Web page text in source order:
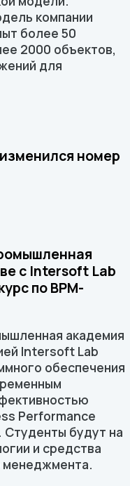
компании
более 50
2000 объектов,
для
номер
с Intersoft Lab
по BPM-
академия
Intersoft Lab
обеспечения
Performance
будут на
и средства
менеджмента.